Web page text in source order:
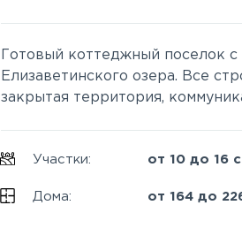
Готовый коттеджный поселок
Елизаветинского озера. Все
закрытая территория,
Участки: от 10 до 16
Дома: от 164 до